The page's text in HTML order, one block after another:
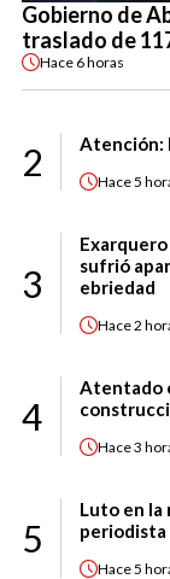
Gobierno de
traslado de
Hace 6 horas
2 Atención:
Hace5
3
sufrió
ebriedad
Hace2
4
Atentado
Hace3
5
Luto en la
Hace5